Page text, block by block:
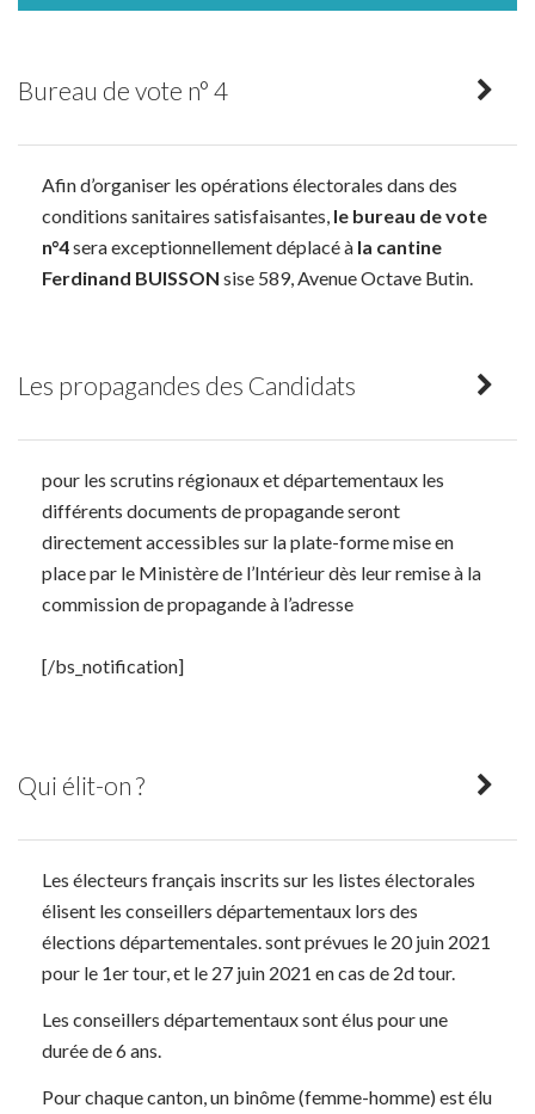
Bureau de vote n° 4
Afin d’organiser les opérations électorales dans des
conditions sanitaires satisfaisantes, le bureau de vote
n°4sera exceptionnellement déplacé à la cantine
Ferdinand BUISSON sise 589, Avenue Octave Butin.
Les propagandes des Candidats
pour les scrutins régionaux et départementaux les
différents documents de propagande seront
directement accessibles sur la plate-forme mise en
place par le Ministère de l’Intérieur dès leur remise à la
commission de propagande à l’adresse
[/bs_notification]
Qui élit-on ?
Les électeurs français inscrits sur les listes électorales
élisent les conseillers départementaux lors des
élections départementales. sont prévues le 20 juin 2021
pour le 1er tour, et le 27 juin 2021 en cas de 2d tour.
Les conseillers départementaux sont élus pour une
durée de 6 ans.
Pour chaque canton, un binôme (femme-homme) est élu